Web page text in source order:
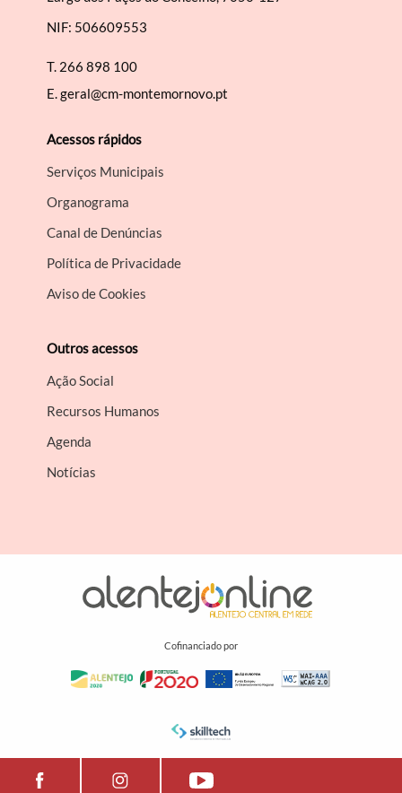
Filtros
NIF: 506609553
T. 266 898 100
E.geral@cm-montemornovo.pt
Acessos rápidos
Serviços Municipais
Organograma
Canal de Denúncias
Política de Privacidade
Aviso de Cookies
Outros acessos
Ação Social
Recursos Humanos
Agenda
Notícias
Cofinanciado por